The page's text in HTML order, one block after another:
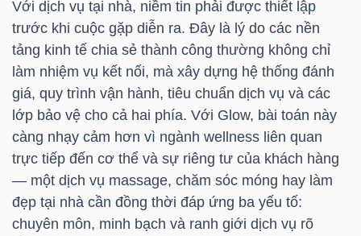
Với dịch vụ tại nhà, niềm tin phải được thiết lập
trước khi cuộc gặp diễn ra. Đây là lý do các nền
tảng kinh tế chia sẻ thành công thường không chỉ
làm nhiệm vụ kết nối, mà xây dựng hệ thống đánh
giá, quy trình vận hành, tiêu chuẩn dịch vụ và các
lớp bảo vệ cho cả hai phía. Với Glow, bài toán này
càng nhạy cảm hơn vì ngành wellness liên quan
trực tiếp đến cơ thể và sự riêng tư của khách hàng
— một dịch vụ massage, chăm sóc móng hay làm
đẹp tại nhà cần đồng thời đáp ứng ba yếu tố:
chuyên môn, minh bạch và ranh giới dịch vụ rõ
NGHIỆP
CỔ
PHIẾU
PHÁI
SINH